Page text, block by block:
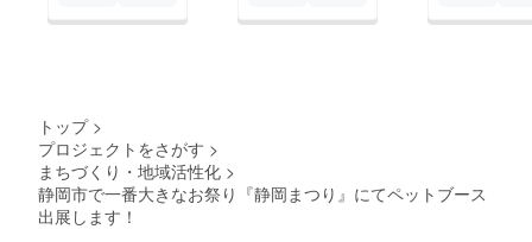
トップ >
プロジェクトをさがす >
まちづくり・地域活性化 >
静岡市で一番大きなお祭り『静岡まつり』にてペットブース
出展します！